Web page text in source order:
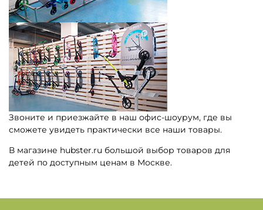
Звоните и приезжайте в наш офис-шоурум, где вы
сможете увидеть практически все наши товары.
В магазине hubster.ru большой выбор товаров для
детей по доступным ценам в Москве.